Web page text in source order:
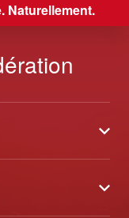
Naturellement.